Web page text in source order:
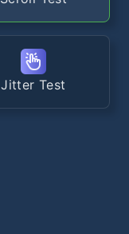
Jitter Test